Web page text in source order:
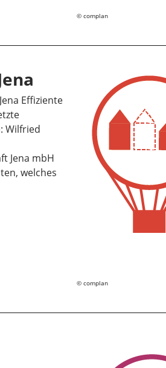
complan
complan
Effiziente
Wilfried
Jena mbH
welches